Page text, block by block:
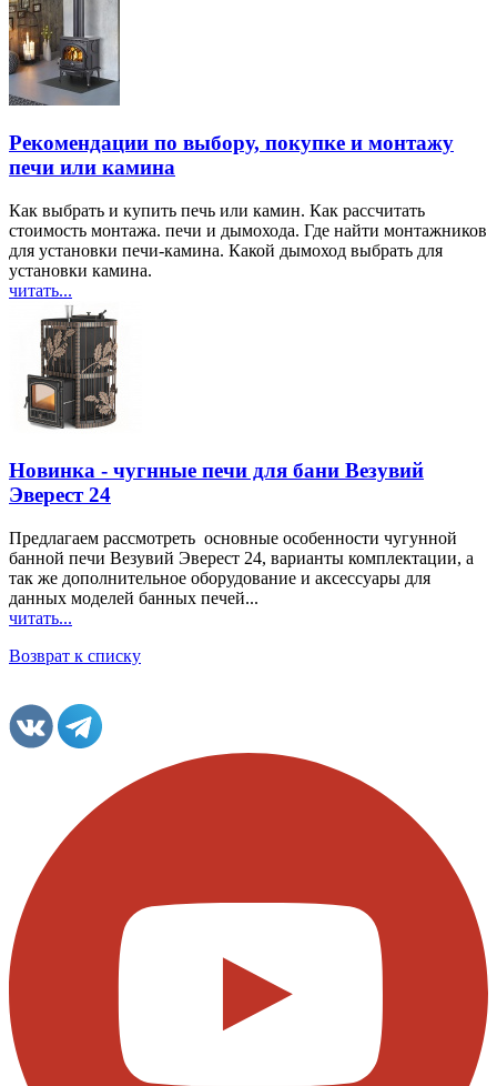
Рекомендации по выбору, покупке и монтажу
печи или камина
Как выбрать и купить печь или камин. Как рассчитать
стоимость монтажа. печи и дымохода. Где найти монтажников
для установки печи-камина. Какой дымоход выбрать для
установки камина.
читать...
Новинка - чугнные печи для бани Везувий
Эверест 24
Предлагаем рассмотреть основные особенности чугунной
банной печи Везувий Эверест 24, варианты комплектации, а
так же дополнительное оборудование и аксессуары для
данных моделей банных печей...
читать...
Возврат к списку